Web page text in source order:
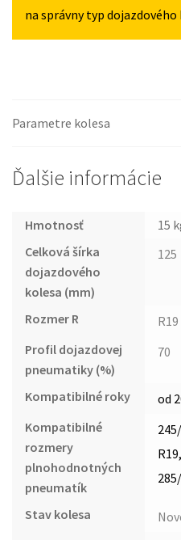
na správny typ dojazdového
Parametre kolesa
Ďalšie informácie
Hmotnosť
15
Celková šírka
dojazdového
kolesa (mm)
125
Rozmer R
R19
Profil dojazdovej
pneumatiky (%)
70
Kompatibilné roky
od
Kompatibilné
rozmery
plnohodnotných
pneumatík
Stav kolesa